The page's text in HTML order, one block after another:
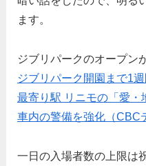
ます。
ジブリパークのオープン
ジブリパーク開園まで1
最寄り駅 リニモの「愛・
車内の警備を強化（CBC
一日の入場者数の上限は